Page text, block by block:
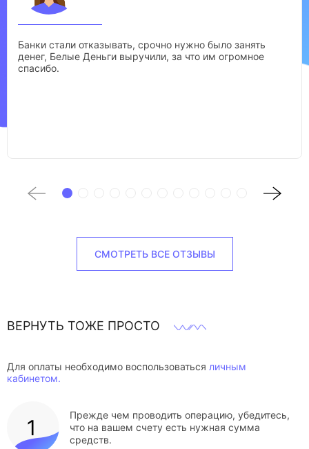
Банки стали отказывать, срочно нужно было занять
денег, Белые Деньги выручили, за что им огромное
спасибо.
СМОТРЕТЬ ВСЕ ОТЗЫВЫ
ВЕРНУТЬ ТОЖЕ ПРОСТО
Для оплаты необходимо воспользоваться личным
кабинетом.
Прежде чем проводить операцию, убедитесь,
что на вашем счету есть нужная сумма
средств.